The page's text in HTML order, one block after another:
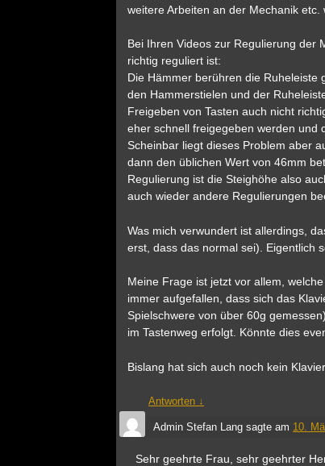
weitere Arbeiten an der Mechanik
Bei Ihren Videos zur Regulierung der
richtig reguliert ist:
Die Hämmer berühren die Ruheleiste
den Hammerstielen und der
Freigeben von Tasten auch nicht
eher schnell freigegeben werden und
Scheinbar liegt dieses Problem aber
dann den üblichen Wert von 46mm
Regulierung ist die Steighöhe also
auch wieder andere Regulierungen
Was mich verwundert ist allerdings,
erst, dass das normal sei). Eigentlich
Meine Frage ist jetzt vor allem,
immer aufgefallen, dass sich das
Spielschwere von über 60g
im Tastenweg erfolgt. Könnte dies
Bislang hat sich auch noch kein
Antworten ↓
Admin Stefan Lang sagte am 10.
Sehr geehrte Frau, sehr geehrter